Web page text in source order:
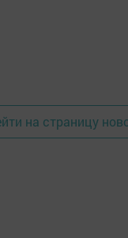
на страницу